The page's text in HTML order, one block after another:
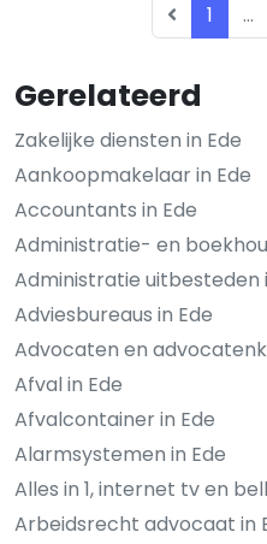
Gerelateerd
Zakelijke diensten in Ede
Aankoopmakelaar in Ede
Accountants in Ede
Administratie- en
Administratie uitbesteden
Adviesbureaus in Ede
Advocaten en
Afval in Ede
Afvalcontainer in Ede
Alarmsystemen in Ede
Alles in 1, internet tv en
Arbeidsrecht advocaat in
1 ...